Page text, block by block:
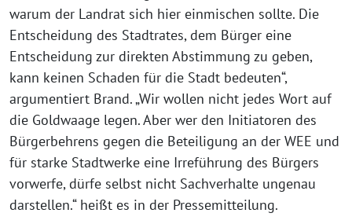
warum der Landrat sich hier einmischen sollte. Die
Entscheidung des Stadtrates, dem Bürger eine
Entscheidung zur direkten Abstimmung zu geben,
kann keinen Schaden für die Stadt bedeuten“,
argumentiert Brand. „Wir wollen nicht jedes Wort auf
die Goldwaage legen. Aber wer den Initiatoren des
Bürgerbehrens gegen die Beteiligung an der WEE und
für starke Stadtwerke eine Irreführung des Bürgers
vorwerfe, dürfe selbst nicht Sachverhalte ungenau
darstellen.“ heißt es in der Pressemitteilung.